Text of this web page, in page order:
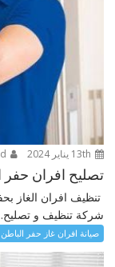
تصليح افران حفر الباطن
تنظيف افران الغاز
شركة تنظيف و
صيانة افران غاز حفر الباطن